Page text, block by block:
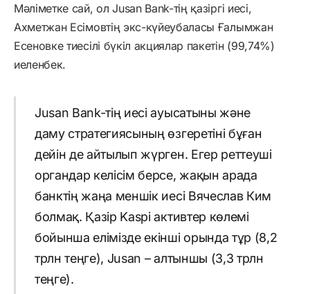
Мәліметке сай, ол Jusan Bank-тің қазіргі иесі,
Ахметжан Есімовтің экс-күйеубаласы Ғалымжан
Есеновке тиесілі бүкіл акциялар пакетін (99,74%)
иеленбек.
Jusan Bank-тің иесі ауысатыны және
даму стратегиясының өзгеретіні бұған
дейін де айтылып жүрген. Егер реттеуші
органдар келісім берсе, жақын арада
банктің жаңа меншік иесі Вячеслав Ким
болмақ. Қазір Kaspi активтер көлемі
бойынша елімізде екінші орында тұр (8,2
трлн теңге), Jusan – алтыншы (3,3 трлн
теңге).